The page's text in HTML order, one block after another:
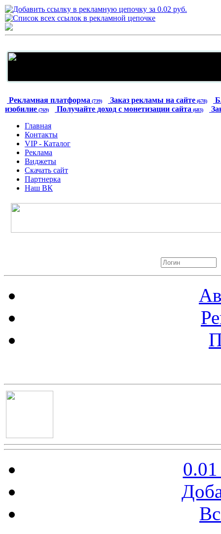
Рекламная платформа (739) Заказ рекламы на сайте (678)
изобилие (769) Получайте доход с монетизации сайта (683)
Главная
Контакты
VIP - Каталог
Реклама
Виджеты
Скачать сайт
Партнерка
Наш ВК